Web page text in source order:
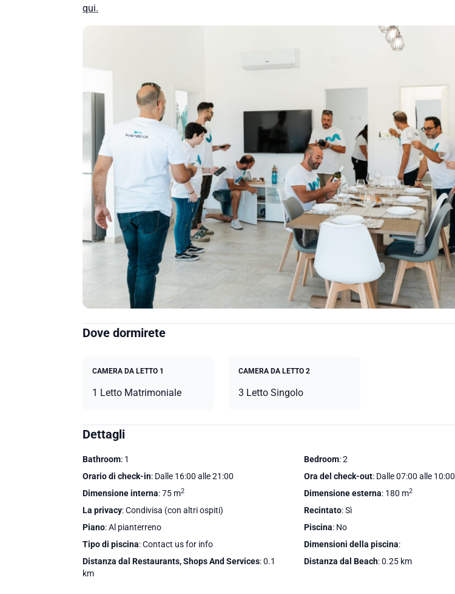
qui.
Dove dormirete
CAMERA DA LETTO 1
1 Letto Matrimoniale
CAMERA DA LETTO 2
3 Letto Singolo
Dettagli
Bathroom: 1 Bedroom: 2
Orario di check-in: Dalle 16:00 alle 21:00 Ora del check-out: Dalle 07:00 alle 10:00
Dimensione interna: 75 m2 Dimensione esterna: 180 m2
La privacy: Condivisa (con altri ospiti) Recintato: Sì
Piano: Al pianterreno Piscina: No
Tipo di piscina: Contact us for info Dimensioni della piscina:
Distanza dal Restaurants, Shops And Services: 0.1
km
Distanza dal Beach: 0.25 km